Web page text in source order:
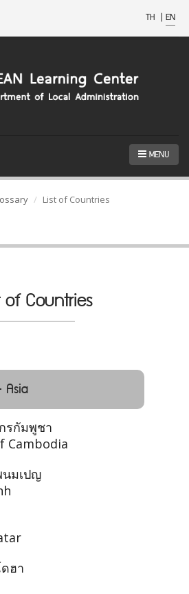
TH | EN
MENU
List of Countries
of Countries
Asia
รกัมพูชา
Cambodia
นมเปญ
ฮา